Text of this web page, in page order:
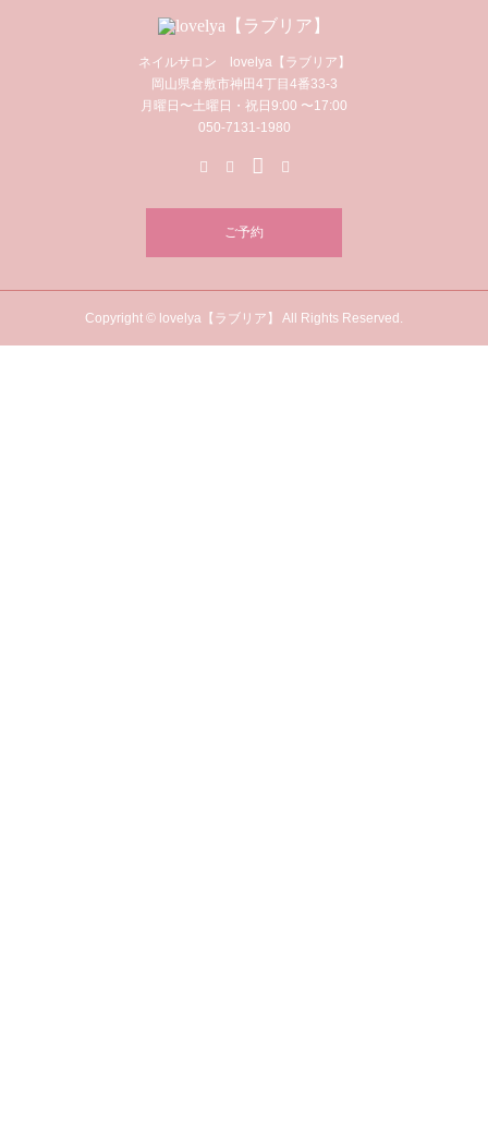
ネイルサロン lovelya【ラブリア】
岡山県倉敷市神田4丁目4番33-3
月曜日〜土曜日・祝日9:00 〜17:00
050-7131-1980
ご予約
Copyright © lovelya【ラブリア】 All Rights Reserved.